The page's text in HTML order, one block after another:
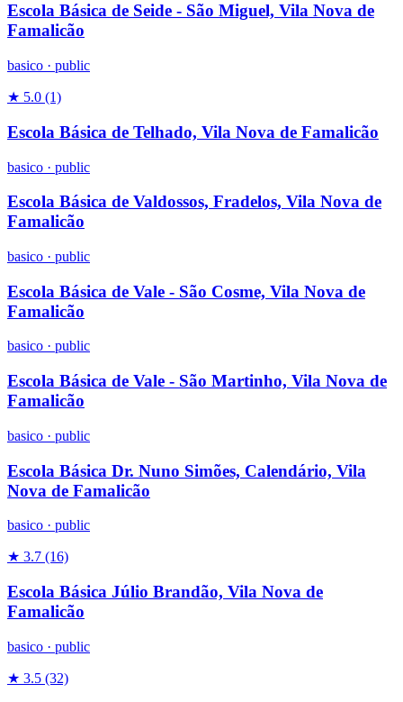
Escola Básica de Seide - São Miguel, Vila Nova de
Famalicão
basico · public
★ 5.0 (1)
Escola Básica de Telhado, Vila Nova de Famalicão
basico · public
Escola Básica de Valdossos, Fradelos, Vila Nova de
Famalicão
basico · public
Escola Básica de Vale - São Cosme, Vila Nova de
Famalicão
basico · public
Escola Básica de Vale - São Martinho, Vila Nova de
Famalicão
basico · public
Escola Básica Dr. Nuno Simões, Calendário, Vila
Nova de Famalicão
basico · public
★ 3.7 (16)
Escola Básica Júlio Brandão, Vila Nova de
Famalicão
basico · public
★ 3.5 (32)